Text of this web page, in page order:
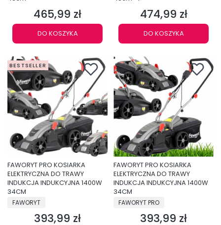
Cena
465,99 zł
DO KOSZYKA
Cena
474,99 zł
DO KOSZYKA
BESTSELLER
FAWORYT PRO KOSIARKA
ELEKTRYCZNA DO TRAWY
INDUKCJA INDUKCYJNA 1400W
34CM
PRODUCENT
FAWORYT
Cena
393,99 zł
FAWORYT PRO KOSIARKA
ELEKTRYCZNA DO TRAWY
INDUKCJA INDUKCYJNA 1400W
34CM
PRODUCENT
FAWORYT PRO
Cena
393,99 zł